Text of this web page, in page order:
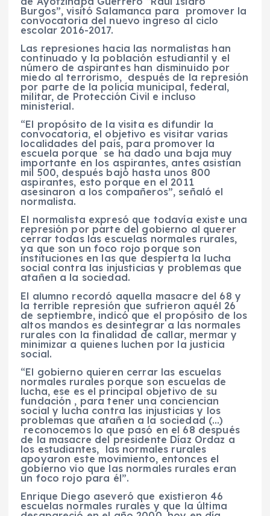
Burgos”, visitó Salamanca para promover la
convocatoria del nuevo ingreso al ciclo
escolar 2016-2017.
Las represiones hacia las normalistas han
continuado y la población estudiantil y el
número de aspirantes han disminuido por
miedo al terrorismo, después de la represión
por parte de la policía municipal, federal,
militar, de Protección Civil e incluso
ministerial.
“El propósito de la visita es difundir la
convocatoria, el objetivo es visitar varias
localidades del país, para promover la
escuela porque se ha dado una baja muy
importante en los aspirantes, antes asistían
mil 500, después bajó hasta unos 800
aspirantes, esto porque en el 2011
asesinaron a los compañeros”, señaló el
normalista.
El normalista expresó que todavía existe una
represión por parte del gobierno al querer
cerrar todas las escuelas normales rurales,
ya que son un foco rojo porque son
instituciones en las que despierta la lucha
social contra las injusticias y problemas que
atañen a la sociedad.
El alumno recordó aquella masacre del 68 y
la terrible represión que sufrieron aquél 26
de septiembre, indicó que el propósito de los
altos mandos es desintegrar a las normales
rurales con la finalidad de callar, mermar y
minimizar a quienes luchen por la justicia
social.
“El gobierno quieren cerrar las escuelas
normales rurales porque son escuelas de
lucha, ese es el principal objetivo de su
fundación , para tener una conciencian
social y lucha contra las injusticias y los
problemas que atañen a la sociedad (…)
reconocemos lo que pasó en el 68 después
de la masacre del presidente Díaz Ordaz a
los estudiantes, las normales rurales
apoyaron este movimiento, entonces el
gobierno vio que las normales rurales eran
un foco rojo para él”.
Enrique Diego aseveró que existieron 46
escuelas normales rurales y que la última